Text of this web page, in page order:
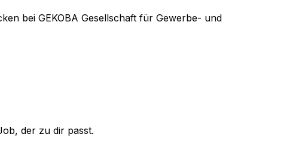
bei GEKOBA Gesellschaft für Gewerbe- und
der zu dir passt.